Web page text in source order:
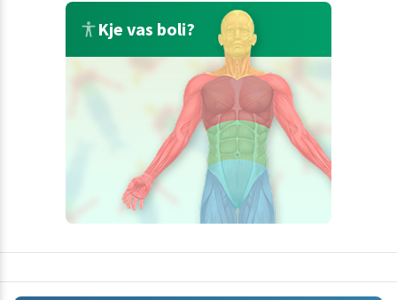
Kje vas boli?